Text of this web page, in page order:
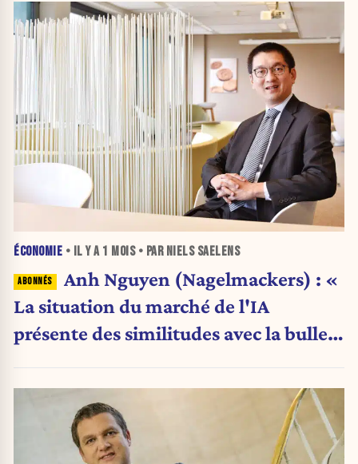
ÉCONOMIE • IL Y A 1 MOIS• PAR NIELS SAELENS
Anh Nguyen (Nagelmackers) : «
La situation du marché de l'IA
présente des similitudes avec la bulle